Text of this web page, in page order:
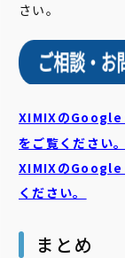
さい。
XIMIXのGoogle
をご覧ください。
XIMIXの
ください。
まとめ